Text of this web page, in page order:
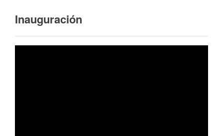
Inauguración